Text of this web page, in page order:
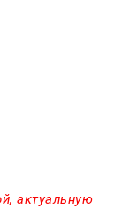
актуальную